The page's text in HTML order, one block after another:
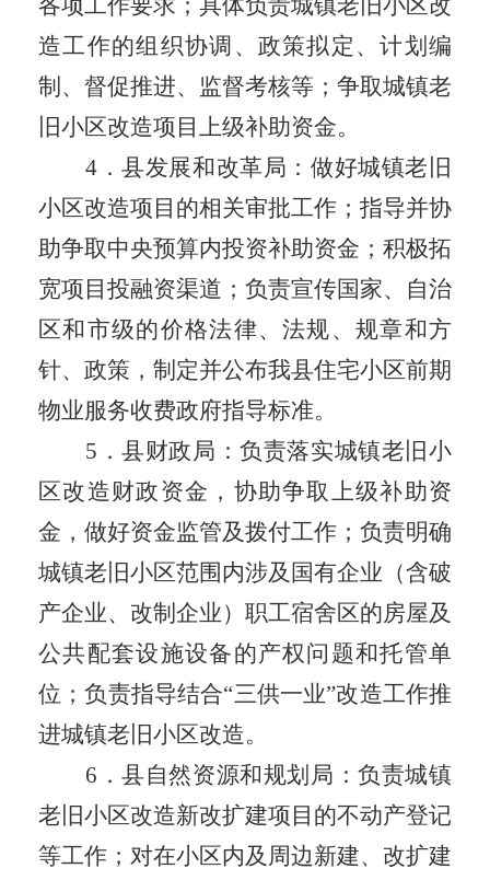
各项工作要求； 具体负责城镇老旧小区改
造工作的组织协调、政策拟定、计划编
制、督促推进、监督考核等；争取城镇老
旧小区改造项目上级补助资金。
4 ．县发展和改革局：做好城镇老旧
小区改造项目的相关审批工作；指导并协
助争取中央预算内投资补助资金； 积极拓
宽项目投融资渠道 ； 负责宣传国家、自治
区和市级的价格法律、法规、规章和方
针、政策，制定并公布我县住宅小区前期
物业服务收费政府指导标准。
5 ．县财政局：负责落实城镇老旧小
区改造财政资金，协助争取 上级补助资
金，做好资金监管及拨付工作 ；负责明确
城镇老旧小区范围内涉及国有企业（含破
产企业、改制企业）职工宿舍区的房屋及
公共配套设施设备的产权问题和托管单
位；负责指导结合“三供一业”改造工作推
进城镇老旧小区改造。
6 ．县自然资源和规划局：负责城镇
老旧小区改造新改扩建项目的不动产登记
等工作；对在小区内及周边新建、改扩建